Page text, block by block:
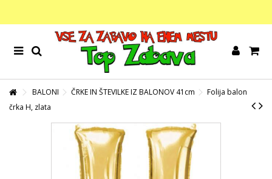
BALONI ČRKE IN ŠTEVILKE IZ BALONOV 41cm
Folija balon
črka H, zlata